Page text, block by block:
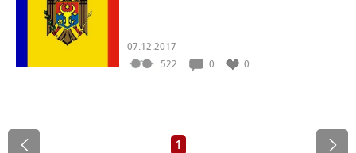
07.12.2017
522
0 0
1